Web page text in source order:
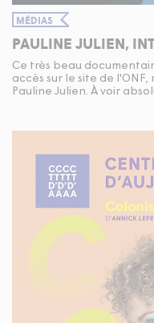
MÉDIAS
PAULINE JULIEN,
Ce très beau
accès sur le site de
Pauline Julien. À voir